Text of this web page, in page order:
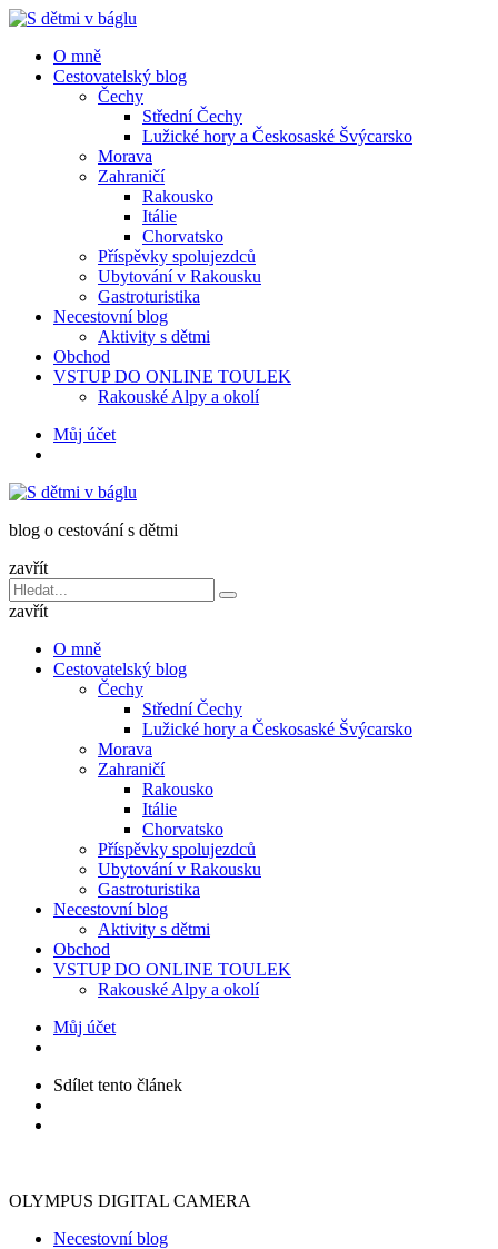
Menu
Menu
O mně
Cestovatelský blog
Čechy
Střední Čechy
Lužické hory a Českosaské Švýcarsko
Morava
Zahraničí
Rakousko
Itálie
Chorvatsko
Příspěvky spolujezdců
Ubytování v Rakousku
Gastroturistika
Necestovní blog
Aktivity s dětmi
Obchod
VSTUP DO ONLINE TOULEK
Rakouské Alpy a okolí
HledatMůj účet
v
blog o cestování s dětmi
zavřít
Vyhledávání
pro:
Hledat
zavřít
O mně
Cestovatelský blog
Čechy
Střední Čechy
Lužické hory a Českosaské Švýcarsko
Morava
Zahraničí
Rakousko
Itálie
Chorvatsko
Příspěvky spolujezdců
Ubytování v Rakousku
Gastroturistika
Necestovní blog
Aktivity s dětmi
Obchod
VSTUP DO ONLINE TOULEK
Rakouské Alpy a okolí
Můj účet
Sdílet tento článek
OLYMPUS DIGITAL CAMERA
KategorieNecestovní blog